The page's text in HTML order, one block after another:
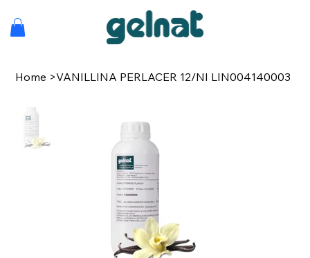
Home >VANILLINA PERLACER 12/NI LIN004140003